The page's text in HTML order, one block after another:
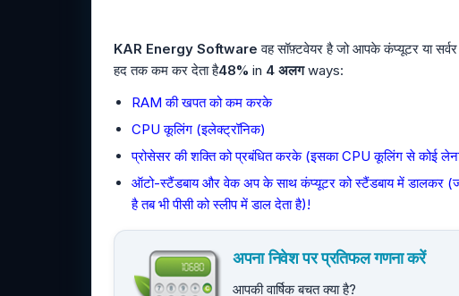
KAR Energy Software वह सॉफ़्टवेयर है जो आपके कंप्यूटर या
हद तक कम कर देता है48% in 4 अलगways:
RAM की खपत को कम करके
CPU कूलिंग (इलेक्ट्रॉनिक)
प्रोसेसर की शक्ति को प्रबंधित करके (इसका CPU कूलिंग से कोई
ऑटो-स्टैंडबाय और वेक अप के साथ कंप्यूटर को स्टैंडबाय में डालकर
है तब भी पीसी को स्लीप में डाल देता है)!
अपना निवेश पर प्रतिफल गणना करें
आपकी वार्षिक बचत क्या है?